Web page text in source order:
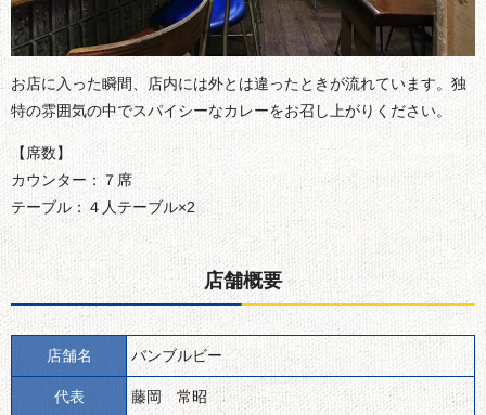
お店に入った瞬間、店内には外とは違ったときが流れています。独
特の雰囲気の中でスパイシーなカレーをお召し上がりください。
【席数】
カウンター：７席
テーブル：４人テーブル×2
店舗概要
店舗名 バンブルビー
代表 藤岡 常昭